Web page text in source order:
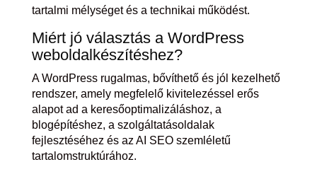
tartalmi mélységet és a technikai működést.
Miért jó választás a WordPress
weboldalkészítéshez?
A WordPress rugalmas, bővíthető és jól kezelhető
rendszer, amely megfelelő kivitelezéssel erős
alapot ad a keresőoptimalizáláshoz, a
blogépítéshez, a szolgáltatásoldalak
fejlesztéséhez és az AI SEO szemléletű
tartalomstruktúrához.